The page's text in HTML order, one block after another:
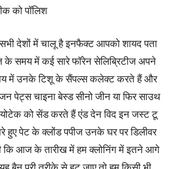
को पॉलिश
सभी देशों में चालू है इनफैक्ट आपको शायद पता
के समय में कई सारे फॉरेन सेलिब्रिटीज अपने
में उनके टिशू के सैंपल्स कलेक्ट करते हैं और
पेट्स चाइना बेस्ड सीनो जीन या फिर साउथ
को सेंड करते हैं एंड देन विद इन जस्ट टू
हुए पेट के क्लोंड पपीज उनके घर पर डिलीवर
कि आज के तारीख में हम क्लोनिंग में इतने आगे